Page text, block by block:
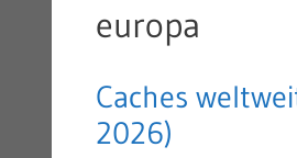
europa
Caches
2026)